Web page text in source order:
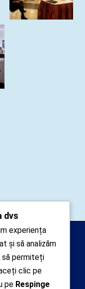
© 2010-
rezervate.
personal
de un
dvs
experiența
și să analizăm
să permiteți
clic pe
pe Respinge